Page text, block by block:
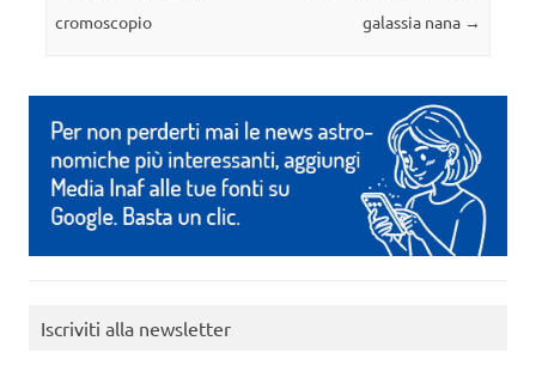
cromoscopio
galassia nana →
Iscriviti alla newsletter